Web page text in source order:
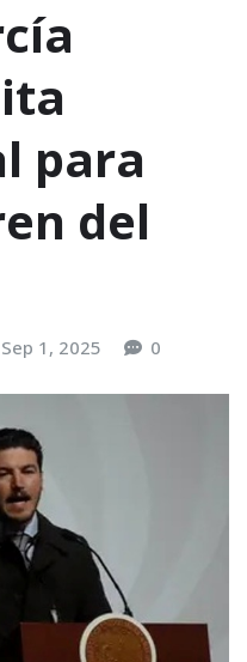
para
del
Sep 1, 2025 0